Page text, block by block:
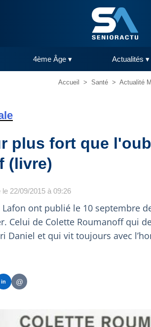
4ème Âge ▾ Actualités ▾
Accueil > Santé > Actualité
plus fort que
(livre)
le 22/09/2015 à 09:26
ont publié le 10 septembre
Celui de Colette Roumanoff qui
Daniel et qui vit toujours avec
in @